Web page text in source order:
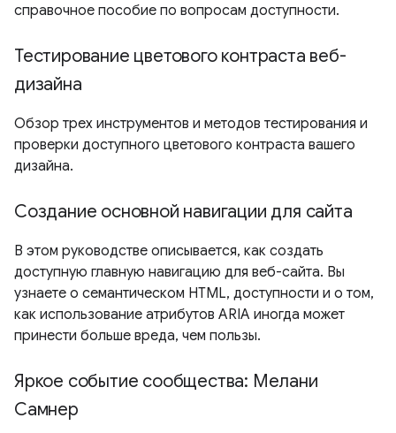
справочное пособие по вопросам доступности.
Тестирование цветового контраста веб-
дизайна
Обзор трех инструментов и методов тестирования и
проверки доступного цветового контраста вашего
дизайна.
Создание основной навигации для сайта
В этом руководстве описывается, как создать
доступную главную навигацию для веб-сайта. Вы
узнаете о семантическом HTML, доступности и о том,
как использование атрибутов ARIA иногда может
принести больше вреда, чем пользы.
Яркое событие сообщества: Мелани
Самнер